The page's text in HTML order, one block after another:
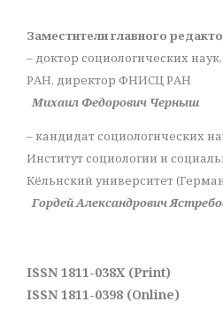
Заместители главного
– доктор социологических
РАН, директор ФНИСЦ РАН
Михаил Федорович Черныш
– кандидат социологических
Институт социологии и
Кёльнский университет
Гордей Александрович
ISSN 1811-038X (Print)
ISSN 1811-0398 (Online)